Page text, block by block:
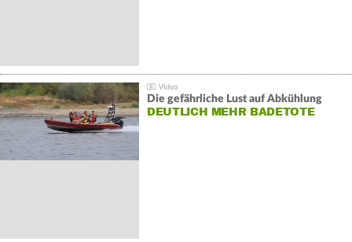
Die gefährliche Lust auf Abkühlung
DEUTLICH MEHR BADETOTE